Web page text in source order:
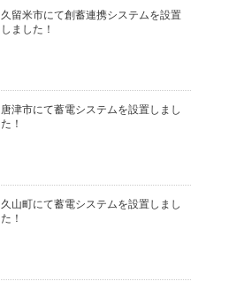
久留米市にて創蓄連携システムを設置
しました！
唐津市にて蓄電システムを設置しまし
た！
久山町にて蓄電システムを設置しまし
た！